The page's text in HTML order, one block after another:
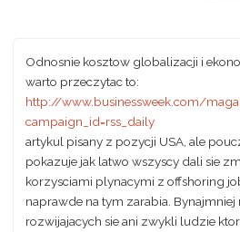
Odnosnie kosztow globalizacji i
warto przeczytac to:
http://www.businessweek.com/
campaign_id=rss_daily
artykul pisany z pozycji USA, ale
pokazuje jak latwo wszyscy dali sie
korzysciami plynacymi z offshoring
naprawde na tym zarabia.
rozwijajacych sie ani zwykli ludzie